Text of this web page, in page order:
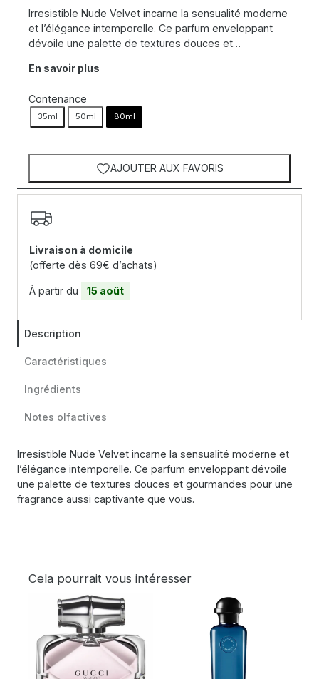
Irresistible Nude Velvet incarne la sensualité moderne
et l’élégance intemporelle. Ce parfum enveloppant
dévoile une palette de textures douces et…
En savoir plus
Contenance
35ml 50ml 80ml
AJOUTER AUX FAVORIS
Livraison à domicile
(offerte dès 69€ d’achats)
À partir du 15 août
Description
Caractéristiques
Ingrédients
Notes olfactives
Irresistible Nude Velvet incarne la sensualité moderne et
l’élégance intemporelle. Ce parfum enveloppant dévoile
une palette de textures douces et gourmandes pour une
fragrance aussi captivante que vous.
Cela pourrait vous intéresser